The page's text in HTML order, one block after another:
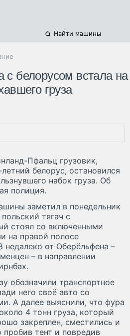
Найти машины
с белорусом встала на
груза
Пфальц грузовик,
белорус, остановился
набок груза. Об
полиция.
заметил в понедельник
тягач с
стоял со включенными
на правой полосе
недалеко от Оберёльфена –
– в направлении
обозначили транспортное
него своё авто со
А далее выяснили, что фура
4 тонн груза, который
закреплен, сместились и
пробив тент и повредив